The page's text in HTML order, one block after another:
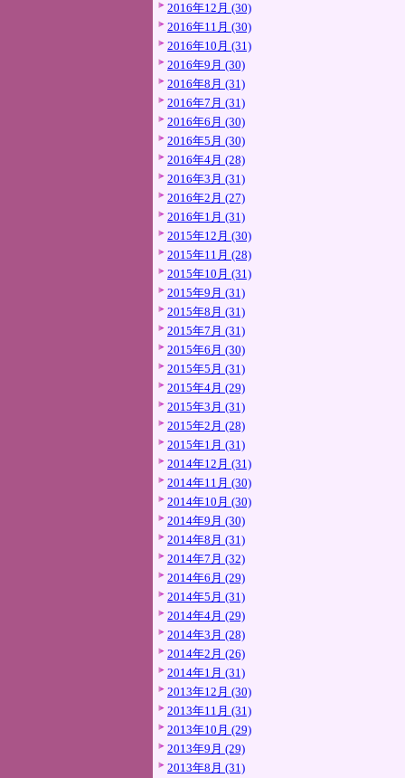
2016年12月 (30)
2016年11月 (30)
2016年10月 (31)
2016年9月 (30)
2016年8月 (31)
2016年7月 (31)
2016年6月 (30)
2016年5月 (30)
2016年4月 (28)
2016年3月 (31)
2016年2月 (27)
2016年1月 (31)
2015年12月 (30)
2015年11月 (28)
2015年10月 (31)
2015年9月 (31)
2015年8月 (31)
2015年7月 (31)
2015年6月 (30)
2015年5月 (31)
2015年4月 (29)
2015年3月 (31)
2015年2月 (28)
2015年1月 (31)
2014年12月 (31)
2014年11月 (30)
2014年10月 (30)
2014年9月 (30)
2014年8月 (31)
2014年7月 (32)
2014年6月 (29)
2014年5月 (31)
2014年4月 (29)
2014年3月 (28)
2014年2月 (26)
2014年1月 (31)
2013年12月 (30)
2013年11月 (31)
2013年10月 (29)
2013年9月 (29)
2013年8月 (31)